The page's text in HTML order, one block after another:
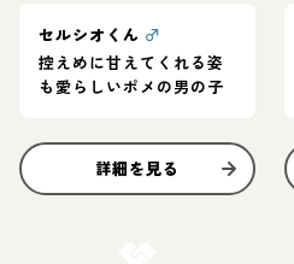
セルシオくん ♂
控えめに甘えてくれる姿
も愛らしいポメの男の子
詳細を見る